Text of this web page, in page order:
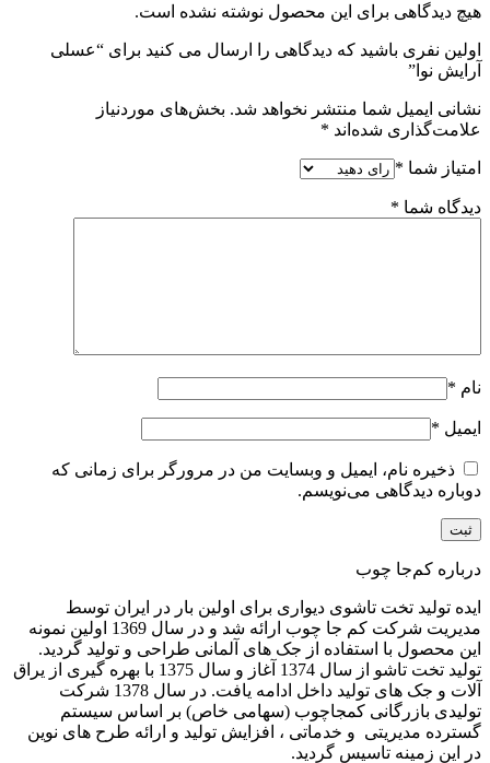
هیچ دیدگاهی برای این محصول نوشته نشده است.
اولین نفری باشید که دیدگاهی را ارسال می کنید برای “عسلی
آرایش نوا”
نشانی ایمیل شما منتشر نخواهد شد. بخش‌های موردنیاز
علامت‌گذاری شده‌اند *
امتیاز شما *
دیدگاه شما *
نام *
ایمیل *
ذخیره نام، ایمیل و وبسایت من در مرورگر برای زمانی که
دوباره دیدگاهی می‌نویسم.
درباره کم‌جا چوب
ایده تولید تخت تاشوی دیواری برای اولین بار در ایران توسط
مدیریت شرکت کم جا چوب ارائه شد و در سال 1369 اولین نمونه
این محصول با استفاده از جک های آلمانی طراحی و تولید گردید.
تولید تخت تاشو از سال 1374 آغاز و سال 1375 با بهره گیری از یراق
آلات و جک های تولید داخل ادامه یافت. در سال 1378 شرکت
تولیدی بازرگانی کمجاچوب (سهامی خاص) بر اساس سیستم
گسترده مدیریتی و خدماتی ، افزایش تولید و ارائه طرح های نوین
در این زمینه تاسیس گردید.